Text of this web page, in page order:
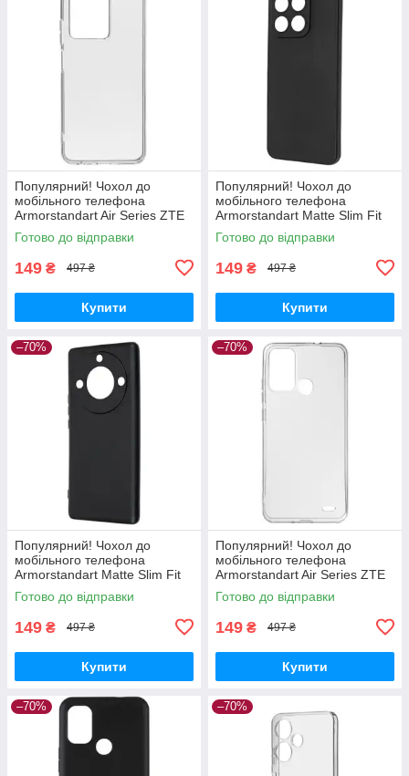
Популярний! Чохол до
мобільного телефона
Armorstandart Air Series ZTE
Blade V30 Transparent
(ARM59796) - Краща якість
Готово до відправки
149 ₴ 497 ₴
Купити
Популярний! Чохол до
мобільного телефона
Armorstandart Matte Slim Fit
Honor X8a Camera cover
Black (ARM69397) - Краща
Готово до відправки
149 ₴ 497 ₴
Купити
–70%
Популярний! Чохол до
мобільного телефона
Armorstandart Matte Slim Fit
Honor Magic5 Lite Camera
cover Black (ARM69395) -
Готово до відправки
149 ₴ 497 ₴
Купити
–70%
Популярний! Чохол до
мобільного телефона
Armorstandart Air Series ZTE
Blade A52 Transparent
(ARM63123) - Краща якість
Готово до відправки
149 ₴ 497 ₴
Купити
–70% –70%